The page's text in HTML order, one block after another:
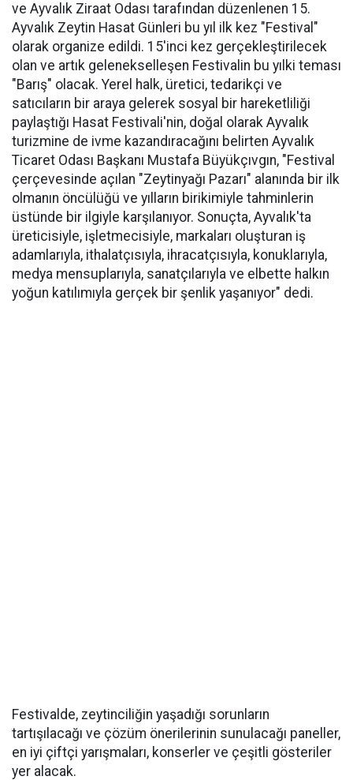
ve Ayvalık Ziraat Odası tarafından düzenlenen 15.
Ayvalık Zeytin Hasat Günleri bu yıl ilk kez "Festival"
olarak organize edildi. 15'inci kez gerçekleştirilecek
olan ve artık gelenekselleşen Festivalin bu yılki teması
"Barış" olacak. Yerel halk, üretici, tedarikçi ve
satıcıların bir araya gelerek sosyal bir hareketliliği
paylaştığı Hasat Festivali'nin, doğal olarak Ayvalık
turizmine de ivme kazandıracağını belirten Ayvalık
Ticaret Odası Başkanı Mustafa Büyükçıvgın, "Festival
çerçevesinde açılan "Zeytinyağı Pazarı" alanında bir ilk
olmanın öncülüğü ve yılların birikimiyle tahminlerin
üstünde bir ilgiyle karşılanıyor. Sonuçta, Ayvalık'ta
üreticisiyle, işletmecisiyle, markaları oluşturan iş
adamlarıyla, ithalatçısıyla, ihracatçısıyla, konuklarıyla,
medya mensuplarıyla, sanatçılarıyla ve elbette halkın
yoğun katılımıyla gerçek bir şenlik yaşanıyor" dedi.
Festivalde, zeytinciliğin yaşadığı sorunların
tartışılacağı ve çözüm önerilerinin sunulacağı paneller,
en iyi çiftçi yarışmaları, konserler ve çeşitli gösteriler
yer alacak.